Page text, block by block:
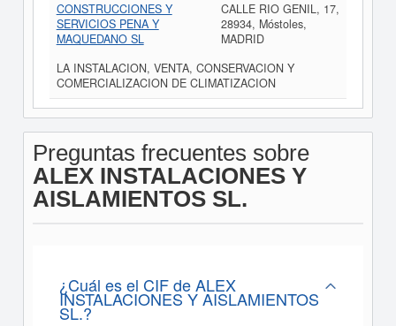
CONSTRUCCIONES Y
SERVICIOS PENA Y
MAQUEDANO SL
CALLE RIO GENIL, 17,
28934, Móstoles,
MADRID
LA INSTALACION, VENTA, CONSERVACION Y
COMERCIALIZACION DE CLIMATIZACION
Preguntas frecuentes sobre
ALEX INSTALACIONES Y
AISLAMIENTOS SL.
¿Cuál es el CIF de ALEX
INSTALACIONES Y AISLAMIENTOS
SL.?